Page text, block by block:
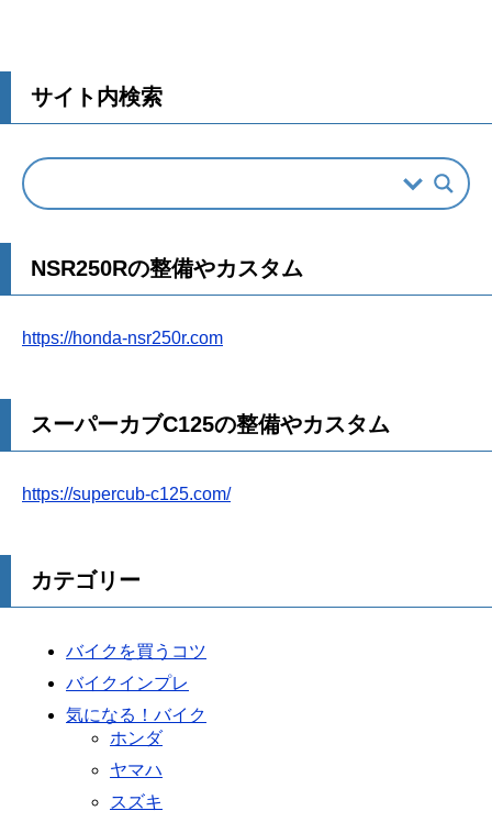
サイト内検索
NSR250Rの整備やカスタム
https://honda-nsr250r.com
スーパーカブC125の整備やカスタム
https://supercub-c125.com/
カテゴリー
バイクを買うコツ
バイクインプレ
気になる！バイク
ホンダ
ヤマハ
スズキ